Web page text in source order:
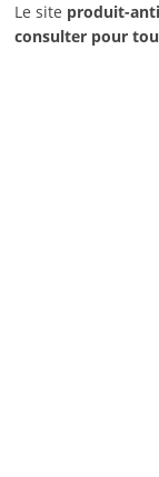
Le site produit-
consulter pour